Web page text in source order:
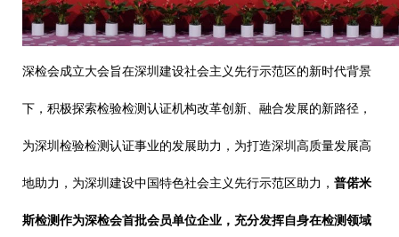
深检会成立大会旨在深圳建设社会主义先行示范区的新时代背景
下，积极探索检验检测认证机构改革创新、融合发展的新路径，
为深圳检验检测认证事业的发展助力，为打造深圳高质量发展高
地助力，为深圳建设中国特色社会主义先行示范区助力， 普偌米
斯检测作为深检会首批会员单位企业，充分发挥自身在检测领域